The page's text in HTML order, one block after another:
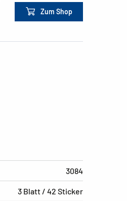
Zum Shop
3084
3 Blatt / 42 Sticker